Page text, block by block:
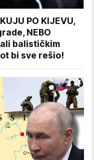
PO KIJEVU,
NEBO
balističkim
bi sve rešio!